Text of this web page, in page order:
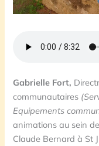
Gabrielle Fort,
communautaires
Equipements
animations au sein
Claude Bernard à St